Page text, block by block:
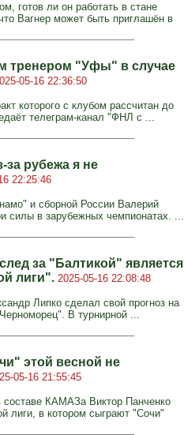
готов ли он работать в стане
Вагнер может быть приглашён в
тренером "Уфы" в случае
05-16 22:36:50
которого с клубом рассчитан до
телеграм-канал "ФНЛ с ...
за рубежа я не
22:25:46
и сборной России Валерий
силы в зарубежных чемпионатах. ...
за "Балтикой" является
лиги". 2025-05-16 22:08:48
Липко сделал свой прогноз на
В турнирной ...
этой весной не
05-16 21:55:45
КАМАЗа Виктор Панченко
лиги, в котором сыграют "Сочи"